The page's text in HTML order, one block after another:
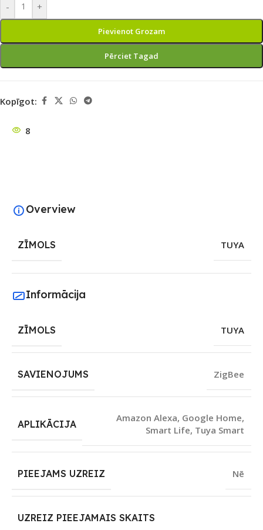
- +
Pievienot Grozam
Pērciet Tagad
Kopīgot:
8
Overview
ZĪMOLS TUYA
Informācija
ZĪMOLS TUYA
SAVIENOJUMS ZigBee
APLIKĀCIJA
Amazon Alexa, Google Home,
Smart Life, Tuya Smart
PIEEJAMS UZREIZ Nē
UZREIZ PIEEJAMAIS SKAITS